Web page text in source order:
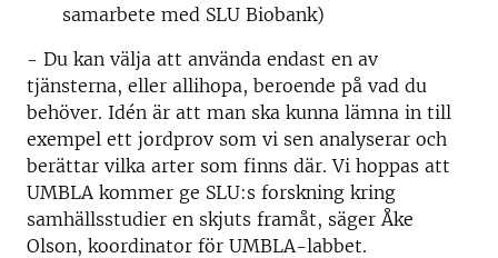
samarbete med SLU Biobank)
- Du kan välja att använda endast en av
tjänsterna, eller allihopa, beroende på vad du
behöver. Idén är att man ska kunna lämna in till
exempel ett jordprov som vi sen analyserar och
berättar vilka arter som finns där. Vi hoppas att
UMBLA kommer ge SLU:s forskning kring
samhällsstudier en skjuts framåt, säger Åke
Olson, koordinator för UMBLA-labbet.